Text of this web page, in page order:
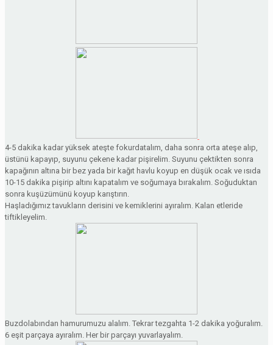
4-5 dakika kadar yüksek ateşte fokurdatalım, daha sonra orta ateşe alıp,
üstünü kapayıp, suyunu çekene kadar pişirelim. Suyunu çektikten sonra
kapağının altına bir bez yada bir kağıt havlu koyup en düşük ocak ve ısıda
10-15 dakika pişirip altını kapatalım ve soğumaya bırakalım. Soğuduktan
sonra kuşüzümünü koyup karıştırın.
Haşladığımız tavukların derisini ve kemiklerini ayıralım. Kalan etleride
tiftikleyelim.
Buzdolabından hamurumuzu alalım. Tekrar tezgahta 1-2 dakika yoğuralım.
6 eşit parçaya ayıralım. Her bir parçayı yuvarlayalım.